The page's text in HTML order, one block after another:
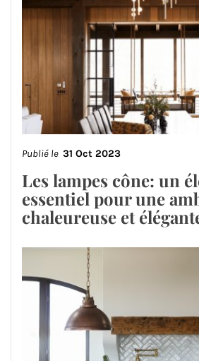
Publié le 31 Oct 2023
Les lampes cône: un
essentiel pour une
chaleureuse et